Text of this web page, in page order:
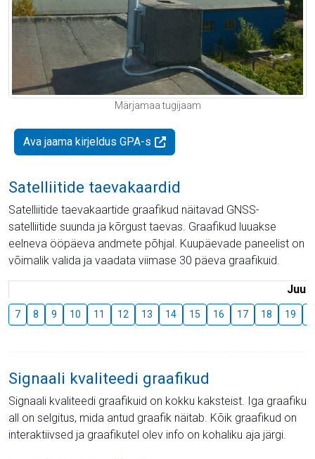
Märjamaa tugijaam
Ava jaama kirjeldus GPA-s
Satelliitide taevakaardid
Satelliitide taevakaartide graafikud näitavad GNSS-
satelliitide suunda ja kõrgust taevas. Graafikud luuakse
eelneva ööpäeva andmete põhjal. Kuupäevade paneelist on
võimalik valida ja vaadata viimase 30 päeva graafikuid.
Juuli
7 8 9 10 11 12 13 14 15 16 17 18 19
Signaali kvaliteedi graafikud
Signaali kvaliteedi graafikuid on kokku kaksteist. Iga graafiku
all on selgitus, mida antud graafik näitab. Kõik graafikud on
interaktiivsed ja graafikutel olev info on kohaliku aja järgi.